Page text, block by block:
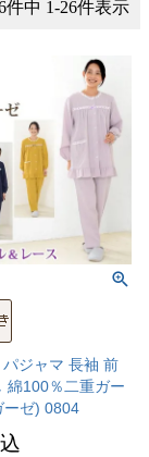
件中 1-26件表示
パジャマ 長袖 前
綿100％二重ガー
ーゼ) 0804